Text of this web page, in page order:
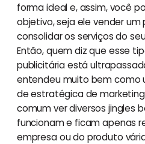
forma ideal e, assim, você
objetivo, seja ele vender
consolidar os serviços do
Então, quem diz que esse
publicitária está
entendeu muito bem como
de estratégica de
comum ver diversos jingles
funcionam e ficam apenas
empresa ou do produto